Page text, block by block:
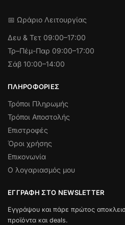
📅 Ωράριο Λειτουργίας
Δευ & Τετ 09:00–17:00
Τρ–Πέμ-Παρ 09:00–17:00
Σάβ 10:00–14:00
ΠΛΗΡΟΦΟΡΊΕΣ
Τρόποι Πληρωμής
Τρόποι Αποστολής
Επιστροφές
Όροι χρήσης
Επικονωνία
Ο λογαριασμός μου
ΕΓΓΡΑΦΉ ΣΤΟ NEWSLETTER
Εγγράψου και πάρε πρώτος
προϊόντα και deals.